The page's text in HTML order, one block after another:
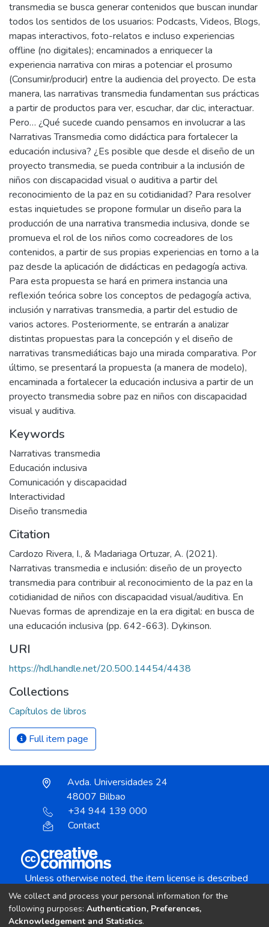
transmedia se busca generar contenidos que buscan inundar
todos los sentidos de los usuarios: Podcasts, Videos, Blogs,
mapas interactivos, foto-relatos e incluso experiencias
offline (no digitales); encaminados a enriquecer la
experiencia narrativa con miras a potenciar el prosumo
(Consumir/producir) entre la audiencia del proyecto. De esta
manera, las narrativas transmedia fundamentan sus prácticas
a partir de productos para ver, escuchar, dar clic, interactuar.
Pero… ¿Qué sucede cuando pensamos en involucrar a las
Narrativas Transmedia como didáctica para fortalecer la
educación inclusiva? ¿Es posible que desde el diseño de un
proyecto transmedia, se pueda contribuir a la inclusión de
niños con discapacidad visual o auditiva a partir del
reconocimiento de la paz en su cotidianidad? Para resolver
estas inquietudes se propone formular un diseño para la
producción de una narrativa transmedia inclusiva, donde se
promueva el rol de los niños como cocreadores de los
contenidos, a partir de sus propias experiencias en torno a la
paz desde la aplicación de didácticas en pedagogía activa.
Para esta propuesta se hará en primera instancia una
reflexión teórica sobre los conceptos de pedagogía activa,
inclusión y narrativas transmedia, a partir del estudio de
varios actores. Posteriormente, se entrarán a analizar
distintas propuestas para la concepción y el diseño de
narrativas transmediáticas bajo una mirada comparativa. Por
último, se presentará la propuesta (a manera de modelo),
encaminada a fortalecer la educación inclusiva a partir de un
proyecto transmedia sobre paz en niños con discapacidad
visual y auditiva.
Keywords
Narrativas transmedia
Educación inclusiva
Comunicación y discapacidad
Interactividad
Diseño transmedia
Citation
Cardozo Rivera, I., & Madariaga Ortuzar, A. (2021).
Narrativas transmedia e inclusión: diseño de un proyecto
transmedia para contribuir al reconocimiento de la paz en la
cotidianidad de niños con discapacidad visual/auditiva. En
Nuevas formas de aprendizaje en la era digital: en busca de
una educación inclusiva (pp. 642-663). Dykinson.
URI
https://hdl.handle.net/20.500.14454/4438
Collections
Capítulos de libros
Full item page
Avda. Universidades 24
48007 Bilbao
+34 944 139 000
Contact
Unless otherwise noted, the item license is described
Creative Commons Attribution-NonCommercial-
We collect and process your personal information for the
following purposes: Authentication, Preferences,
Acknowledgement and Statistics.